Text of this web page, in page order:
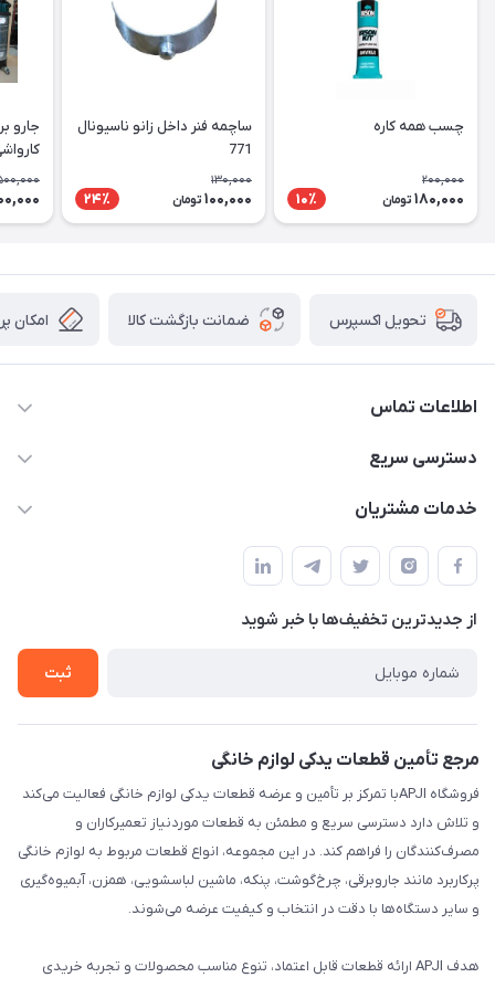
چسب همه کاره
200,000
180,000 تومان 10٪
ساچمه فنر داخل زانو ناسیونال
771
130,000
100,000 تومان 24٪
جارو
تحویل اکسپرس ضمانت بازگشت کالا امکان
اطلاعات تماس
09106753413
دسترسی سریع
حساب کاربری
لیست محصولات
درباره ما
خدمات مشتریان
قوانین و مقررات
حریم خصوصی
راهنما
از جدید‌ترین تخفیف‌ها با‌ خبر شوید
ثبت
مرجع تأمین قطعات یدکی لوازم خانگی
فروشگاه APJIبا تمرکز بر تأمین و عرضه قطعات یدکی لوازم خانگی فعالیت می‌کند
و تلاش دارد دسترسی سریع و مطمئن به قطعات موردنیاز تعمیرکاران و
مصرف‌کنندگان را فراهم کند. در این مجموعه، انواع قطعات مربوط به لوازم خانگی
پرکاربرد مانند جاروبرقی، چرخ‌گوشت، پنکه، ماشین لباسشویی، همزن، آبمیوه‌گیری
و سایر دستگاه‌ها با دقت در انتخاب و کیفیت عرضه می‌شوند.
هدف APJI ارائه قطعات قابل اعتماد، تنوع مناسب محصولات و تجربه خریدی